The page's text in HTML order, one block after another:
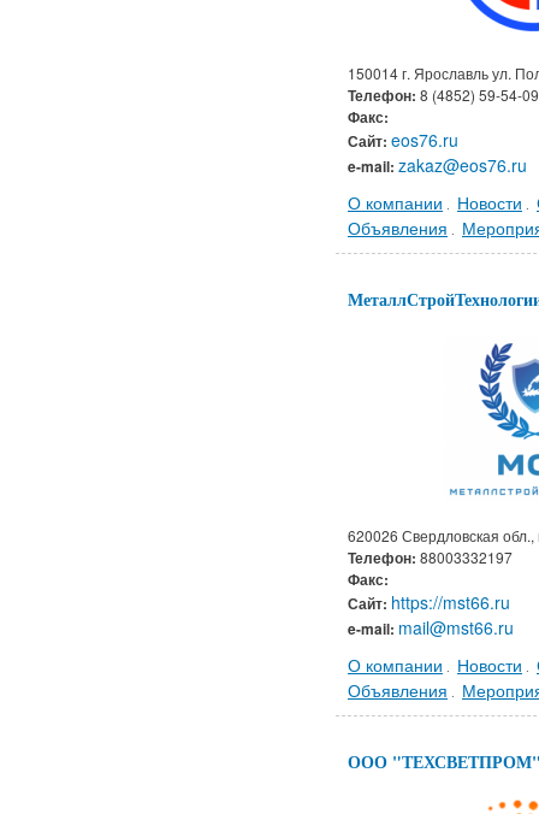
150014 г. Ярославль ул.
Телефон: 8 (4852) 59-54-09
Факс:
Сайт: eos76.ru
e-mail: zakaz@eos76.ru
О компании . Новости .
Объявления .
620026 Свердловская обл.,
Телефон: 88003332197
Факс:
Сайт: https://mst66.ru
e-mail: mail@mst66.ru
О компании . Новости .
Объявления .
ООО